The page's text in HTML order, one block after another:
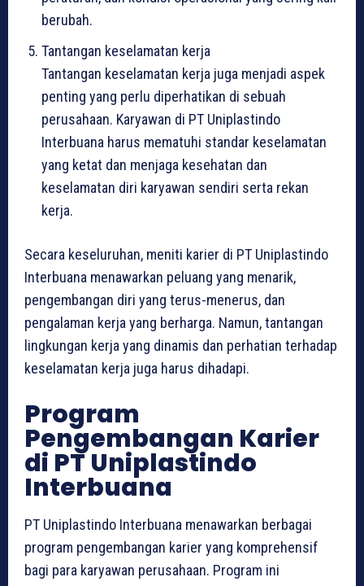
berubah.
Tantangan keselamatan kerja
Tantangan keselamatan kerja juga menjadi aspek
penting yang perlu diperhatikan di sebuah
perusahaan. Karyawan di PT Uniplastindo
Interbuana harus mematuhi standar keselamatan
yang ketat dan menjaga kesehatan dan
keselamatan diri karyawan sendiri serta rekan
kerja.
Secara keseluruhan, meniti karier di PT Uniplastindo
Interbuana menawarkan peluang yang menarik,
pengembangan diri yang terus-menerus, dan
pengalaman kerja yang berharga. Namun, tantangan
lingkungan kerja yang dinamis dan perhatian terhadap
keselamatan kerja juga harus dihadapi.
Program
Pengembangan Karier
di PT Uniplastindo
Interbuana
PT Uniplastindo Interbuana menawarkan berbagai
program pengembangan karier yang komprehensif
bagi para karyawan perusahaan. Program ini